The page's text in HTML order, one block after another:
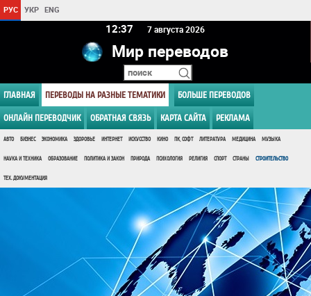
РУС УКР ENG
12 37 7 августа 2026
Мир переводов
ГЛАВНАЯ ПЕРЕВОДЫ НА РАЗНЫЕ ТЕМАТИКИ БОЛЬШЕ ПЕРЕВОДОВ
ОНЛАЙН ПЕРЕВОДЧИК ОБРАТНАЯ СВЯЗЬ КАРТА САЙТА РЕКЛАМА
АВТО БИЗНЕС ЭКОНОМИКА ЗДОРОВЬЕ ИНТЕРНЕТ ИСКУССТВО КИНО ПК, СОФТ ЛИТЕРАТУРА МЕДИЦИНА МУЗЫКА
НАУКА И ТЕХНИКА ОБРАЗОВАНИЕ ПОЛИТИКА И ЗАКОН ПРИРОДА ПСИХОЛОГИЯ РЕЛИГИЯ СПОРТ СТРАНЫ СТРОИТЕЛЬСТВО
ТЕХ. ДОКУМЕНТАЦИЯ